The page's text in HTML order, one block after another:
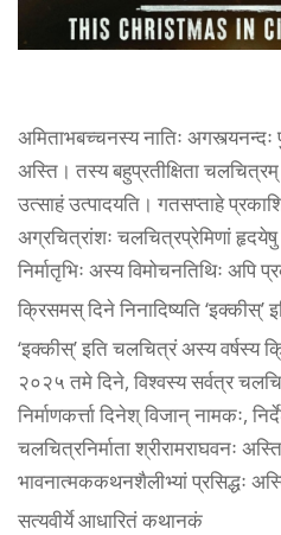
अमिताभबच्चनस्य नातिः अगस्त्यनन्दः
अस्ति। तस्य बहुप्रतीक्षिता
उत्साहं उत्पादयति। गतसप्ताहे
अग्रचित्रांशः चलचित्रप्रेमिणां
निर्मातृभिः अस्य विमोचनतिथिः अपि
क्रिसमस् दिने निनादिष्यति ‘इक्कीस्’
‘इक्कीस्’ इति चलचित्रं अस्य वर्षस्य
२०२५ तमे दिने, विश्वस्य सर्वत्र
निर्माणकर्त्ता दिनेश् विजान् नामकः,
चलचित्रनिर्माता श्रीरामराघवनः
भावनात्मककथनशैलीभ्यां प्रसिद्धः
सत्यवीर्ये आधारितं कथानकं